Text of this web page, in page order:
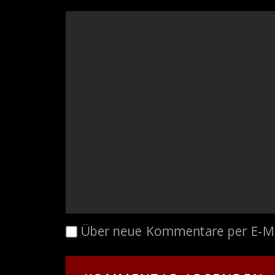
Kommentar
Über neue Kommentare per E-